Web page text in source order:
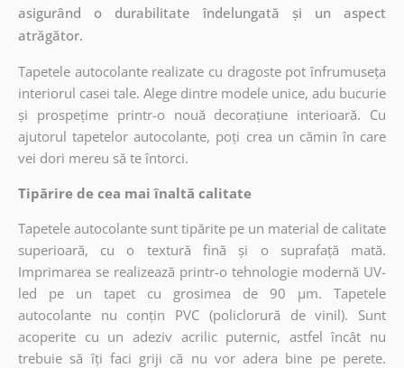
asigurând o durabilitate îndelungată și un aspect
atrăgător.
Tapetele autocolante realizate cu dragoste pot înfrumuseța
interiorul casei tale. Alege dintre modele unice, adu bucurie
și prospețime printr-o nouă decorațiune interioară. Cu
ajutorul tapetelor autocolante, poți crea un cămin în care
vei dori mereu să te întorci.
Tipărire de cea mai înaltă calitate
Tapetele autocolante sunt tipărite pe un material de calitate
superioară, cu o textură fină și o suprafață mată.
Imprimarea se realizează printr-o tehnologie modernă UV-
led pe un tapet cu grosimea de 90 µm. Tapetele
autocolante nu conțin PVC (policlorură de vinil). Sunt
acoperite cu un adeziv acrilic puternic, astfel încât nu
trebuie să îți faci griji că nu vor adera bine pe perete.